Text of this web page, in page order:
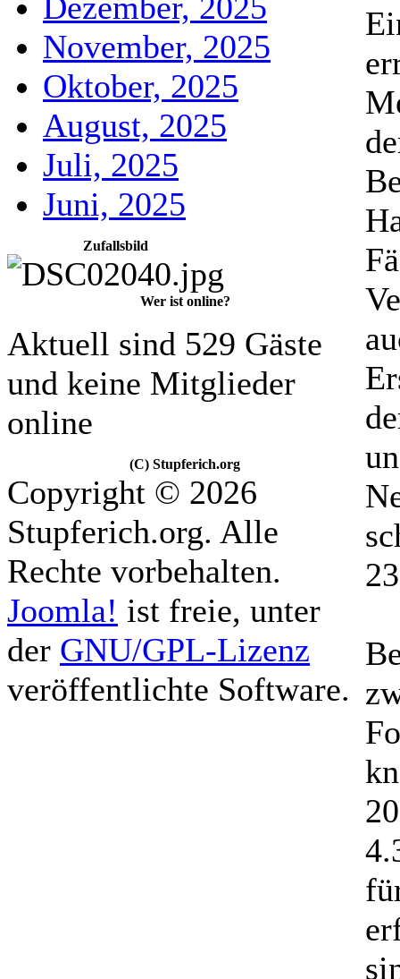
November, 2025
Oktober, 2025
August, 2025
Juli, 2025
Juni, 2025
Zufallsbild
Wer ist online?
Aktuell sind 529 Gäste
und keine Mitglieder
online
(C) Stupferich.org
Copyright © 2026
Stupferich.org. Alle
Rechte vorbehalten.
Joomla! ist freie, unter
der GNU/GPL-Lizenz
veröffentlichte Software.